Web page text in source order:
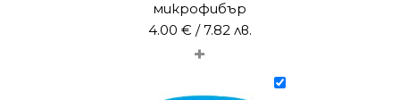
микрофибър
4.00 € / 7.82 лв.
+